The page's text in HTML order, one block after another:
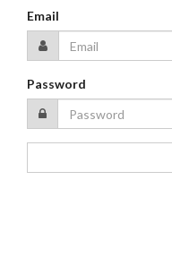
Email
Password